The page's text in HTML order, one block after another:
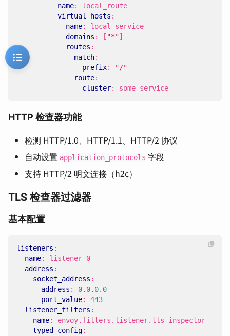
name:
local_route
virtual_hosts :
- name:
local_service
domains : [ "*"]
routes :
- match:
prefix:
"/"
route:
cluster: some_service
HTTP 检查器功能
检测 HTTP/1.0、HTTP/1.1、HTTP/2 协议
自动设置 application_protocols 字段
支持 HTTP/2 明文连接（h2c）
TLS 检查器过滤器
基本配置
listeners :
- name:
listener_0
address :
socket_address :
address :
0.0.0.0
port_value:
443
listener_filters :
- name:
envoy.filters.listener.tls_inspector
typed_config: